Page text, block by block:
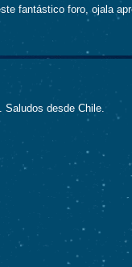
fantástico foro, ojala
desde Chile.